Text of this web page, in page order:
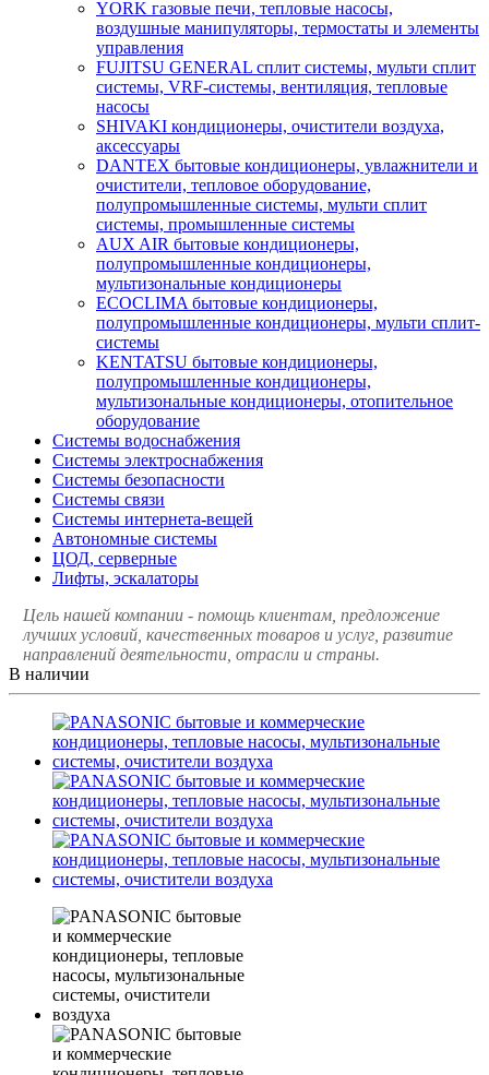
YORK газовые печи, тепловые насосы,
воздушные манипуляторы, термостаты и элементы
управления
FUJITSU GENERAL сплит системы, мульти сплит
системы, VRF-системы, вентиляция, тепловые
насосы
SHIVAKI кондиционеры, очистители воздуха,
аксессуары
DANTEX бытовые кондиционеры, увлажнители и
очистители, тепловое оборудование,
полупромышленные системы, мульти сплит
системы, промышленные системы
AUX AIR бытовые кондиционеры,
полупромышленные кондиционеры,
мультизональные кондиционеры
ECOCLIMA бытовые кондиционеры,
полупромышленные кондиционеры, мульти сплит-
системы
KENTATSU бытовые кондиционеры,
полупромышленные кондиционеры,
мультизональные кондиционеры, отопительное
оборудование
Системы водоснабжения
Системы электроснабжения
Системы безопасности
Системы связи
Системы интернета-вещей
Автономные системы
ЦОД, серверные
Лифты, эскалаторы
Цель нашей компании - помощь клиентам, предложение
лучших условий, качественных товаров и услуг, развитие
направлений деятельности, отрасли и страны.
В наличии